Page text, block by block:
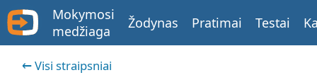
Mokymosi
medžiaga
Žodynas Pratimai Testai
Visi straipsniai